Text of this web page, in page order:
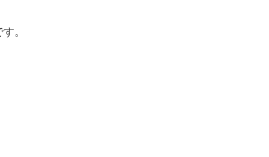
。